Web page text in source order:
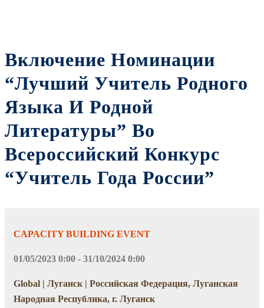
Включение Номинации
“Лучший Учитель Родного
Языка И Родной
Литературы” Во
Всероссийский Конкурс
“Учитель Года России”
CAPACITY BUILDING EVENT
01/05/2023 0:00 - 31/10/2024 0:00
Global | Луганск | Российская Федерация, Луганская
Народная Республика, г. Луганск